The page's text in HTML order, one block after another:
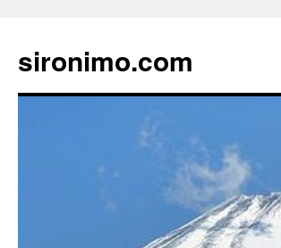
sironimo.com